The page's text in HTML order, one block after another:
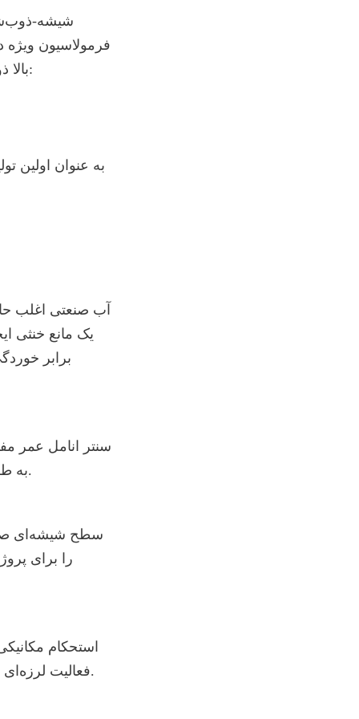
بالا ذوب می‌شود. این ذوب یک کامپوزیت پیوند شیمیایی ایجاد می‌کند که ترکیب می‌کند:
به طور قابل توجهی هزینه‌های چرخه عمر و نیاز به تعویض‌های مکرر را کاهش می‌دهد.
فعالیت لرزه‌ای و تنش‌های عملیاتی مقاومت کنند و در عین حال یکپارچگی سازه‌ای را حفظ نمایند.